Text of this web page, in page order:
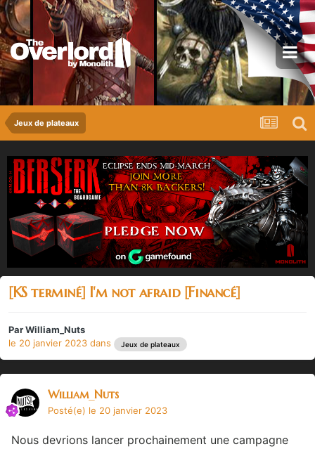
Jeux de plateaux
[KS terminé] I'm not afraid [Financé]
ParWilliam_Nuts
le 20 janvier 2023 dans Jeux de plateaux
William_Nuts
Posté(e) le 20 janvier 2023
Nous devrions lancer prochainement une campagne